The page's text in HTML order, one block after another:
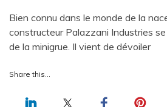
Bien connu dans le monde de la
constructeur Palazzani Industries
de la minigrue. Il vient de dévoiler
Share this...